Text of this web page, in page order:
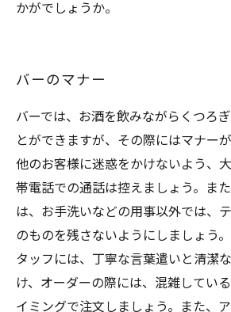
かがでしょうか。
バーのマナー
バーでは、お酒を飲みながらくつろ
とができますが、その際にはマナーが
他のお客様に迷惑をかけないよう、
帯電話での通話は控えましょう。ま
は、お手洗いなどの用事以外では、
のものを残さないようにしましょう
タッフには、丁寧な言葉遣いと清潔
け、オーダーの際には、混雑してい
イミングで注文しましょう。また、